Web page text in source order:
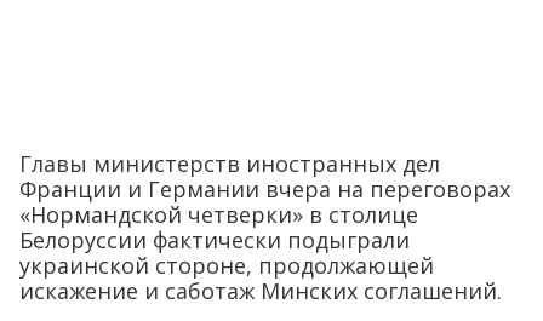
Главы министерств иностранных дел
Франции и Германии вчера на переговорах
«Нормандской четверки» в столице
Белоруссии фактически подыграли
украинской стороне, продолжающей
искажение и саботаж Минских соглашений.